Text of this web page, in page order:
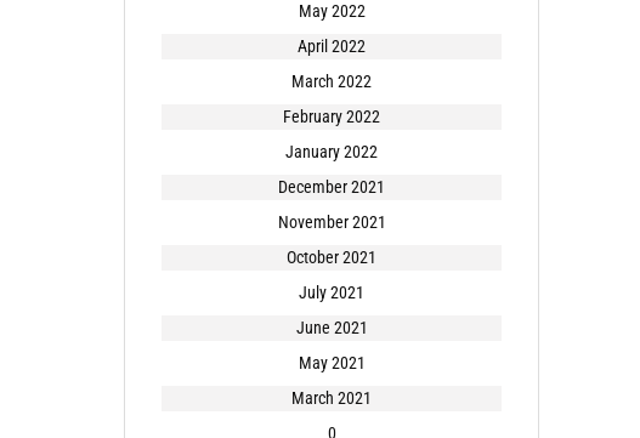
May 2022
April 2022
March 2022
February 2022
January 2022
December 2021
November 2021
October 2021
July 2021
June 2021
May 2021
March 2021
0